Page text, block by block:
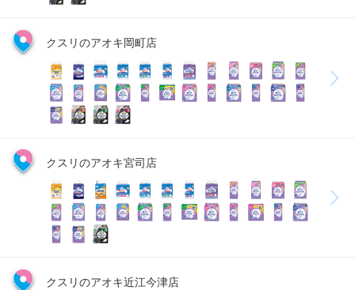
クスリのアオキ岡町店
クスリのアオキ宮司店
クスリのアオキ近江今津店